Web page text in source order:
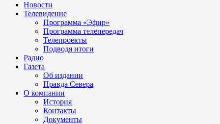
Новости
Телевидение
Программа «Эфир»
Программа телепередач
Телепроекты
Подводя итоги
Радио
Газета
Об издании
Правда Севера
О компании
История
Контакты
Документы